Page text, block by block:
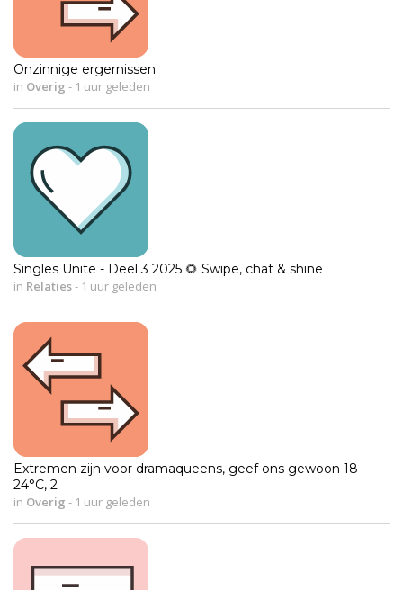
Onzinnige ergernissen
in Overig - 1 uur geleden
Singles Unite - Deel 3 2025 🌻 Swipe, chat & shine
in Relaties- 1 uur geleden
Extremen zijn voor dramaqueens, geef ons gewoon 18-
24°C, 2
in Overig - 1 uur geleden